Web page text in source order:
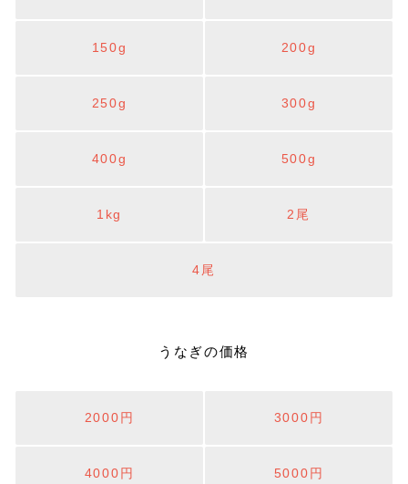
150g 200g
250g 300g
400g 500g
1kg 2尾
4尾
うなぎの価格
2000円 3000円
4000円 5000円